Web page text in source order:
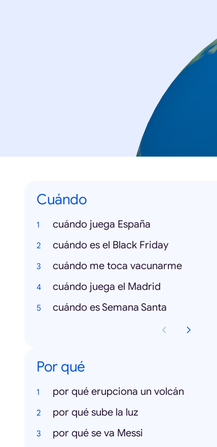
Cuándo
cuándo juega España
cuándo es el Black Friday
cuándo me toca vacunarme
cuándo juega el Madrid
cuándo es Semana Santa
Por qué
por qué erupciona un volcán
por qué sube la luz
por qué se va Messi